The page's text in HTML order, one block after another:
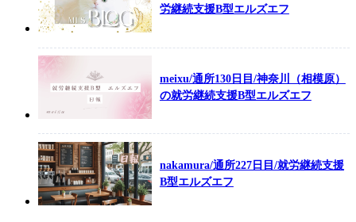
労継続支援B型エルズエフ
meixu/通所130日目/神奈川（相模原）
の就労継続支援B型エルズエフ
nakamura/通所227日目/就労継続支援
B型エルズエフ